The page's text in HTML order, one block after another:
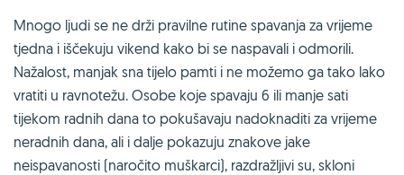
Mnogo ljudi se ne drži pravilne rutine spavanja za vrijeme
tjedna i iščekuju vikend kako bi se naspavali i odmorili.
Nažalost, manjak sna tijelo pamti i ne možemo ga tako lako
vratiti u ravnotežu. Osobe koje spavaju 6 ili manje sati
tijekom radnih dana to pokušavaju nadoknaditi za vrijeme
neradnih dana, ali i dalje pokazuju znakove jake
neispavanosti (naročito muškarci), razdražljivi su, skloni